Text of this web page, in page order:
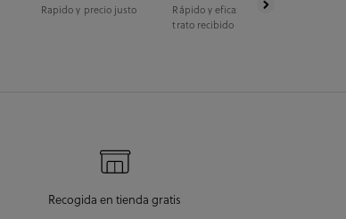
Rapido y precio justo
Rápido y eficaz. La recogida fue en
trato recibido fue estupendo.
Recogida en tienda gratis